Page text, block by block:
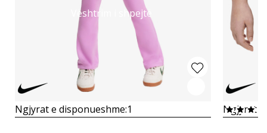
Vështrim i shpejtë
Ngjyrat e disponueshme:1 Ngjyrat e